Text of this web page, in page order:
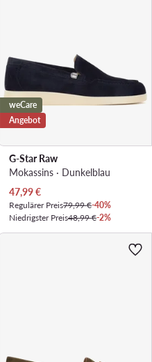
weCare
Angebot
G-Star Raw
Mokassins · Dunkelblau
Aktueller Preis
47,99€
Regulärer Preis79,99 €-40%
Niedrigster Preis48,99 €-2%